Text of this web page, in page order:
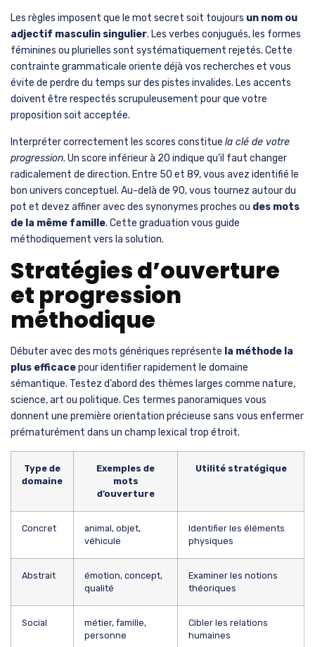
Comprendre la logique
sémantique du jeu
Cémantix utilise une technologie appelée word embeddingqui
analyse des milliards de textes pour comprendre comment les
mots coexistent dans notre langue. Cette intelligence
artificielle positionne chaque terme dans un espace
multidimensionnel où les mots utilisés dans des contextes
hôpital obtiennent des scores élevés non parce qu’ils sont
synonymes, mais parce qu’ils apparaissent fréquemment
ensemble dans les textes.
Le système de température accompagne chaque score pour
distance importante sans lien significatif, tandis que le jaune
suggère une piste naissante. L’orange confirme que vous entrez
dansle bon champ sémantique, et le rouge vif signale une
proximité remarquable. Le rouge incandescent, c’est la victoire à
1000 points.